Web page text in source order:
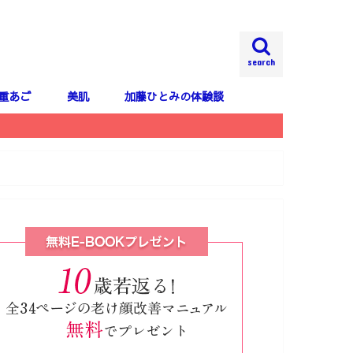
search
あご 美肌 加藤ひとみの体験談